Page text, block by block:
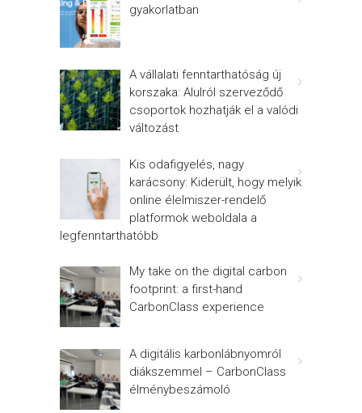
gyakorlatban
A vállalati fenntarthatóság új
korszaka: Alulról szerveződő
csoportok hozhatják el a valódi
változást
Kis odafigyelés, nagy
karácsony: Kiderült, hogy melyik
online élelmiszer-rendelő
platformok weboldala a
legfenntarthatóbb
My take on the digital carbon
footprint: a first-hand
CarbonClass experience
A digitális karbonlábnyomról
diákszemmel – CarbonClass
élménybeszámoló